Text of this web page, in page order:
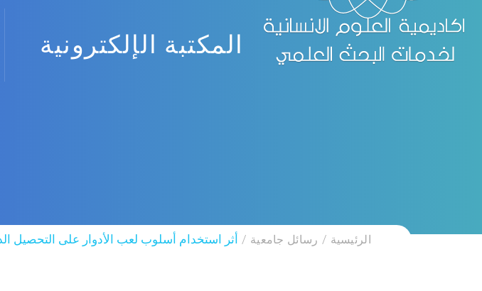
المكتبة الإلكترونية
الرئيسية رسائل جامعية أثر استخدام أسلوب لعب الأدوار على التحصيل